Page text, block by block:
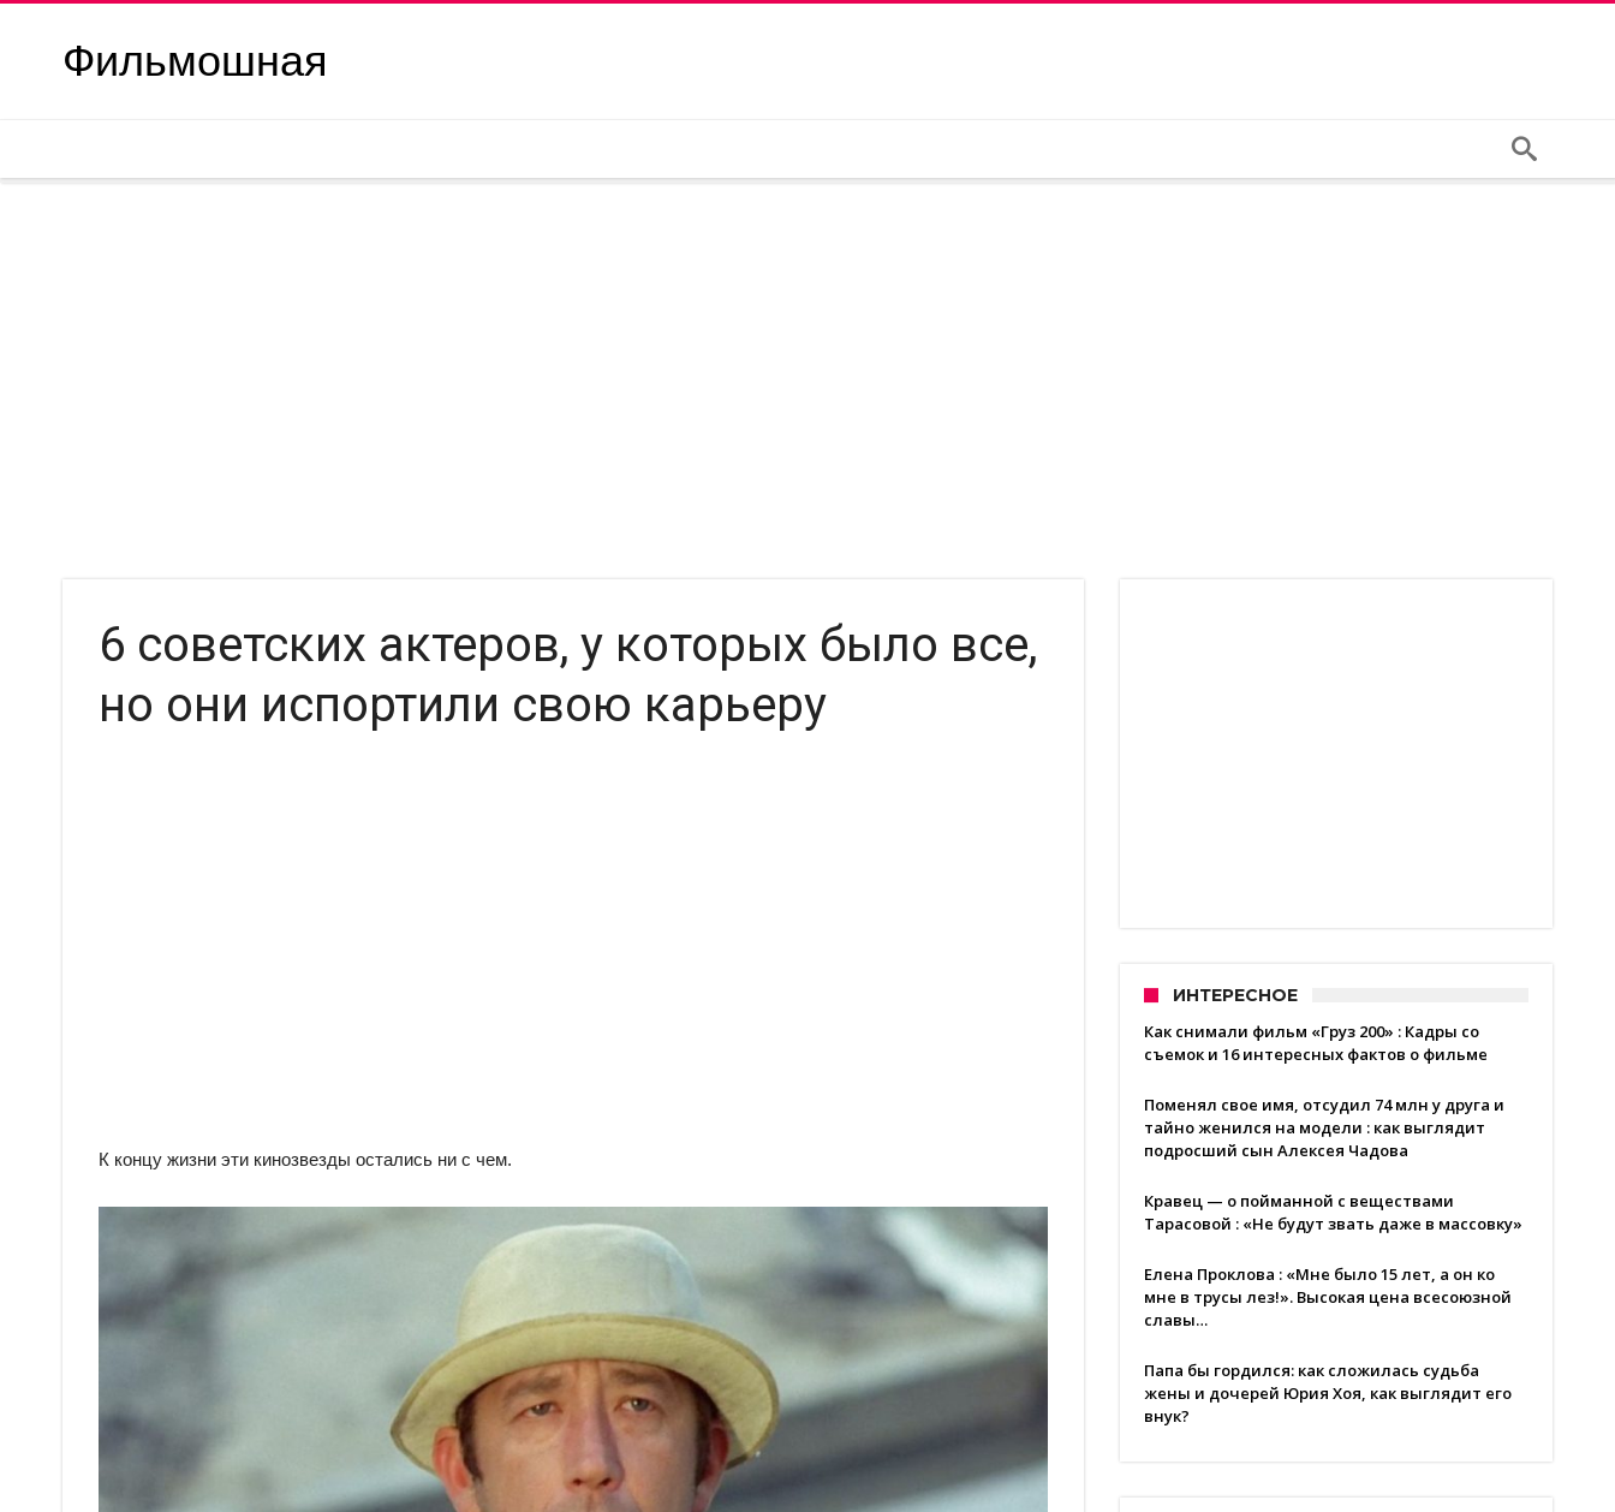
Фильмошная
6 советских актеров, у которых было все,
но они испортили свою карьеру
К концу жизни эти кинозвезды остались ни с чем.
ИНТЕРЕСНОЕ
Как снимали фильм «Груз 200» : Кадры со
съемок и 16 интересных фактов о фильме
Поменял свое имя, отсудил 74 млн у друга и
тайно женился на модели : как выглядит
подросший сын Алексея Чадова
Кравец — о пойманной с веществами
Тарасовой : «Не будут звать даже в массовку»
Елена Проклова : «Мне было 15 лет, а он ко
мне в трусы лез!». Высокая цена всесоюзной
славы…
Папа бы гордился: как сложилась судьба
жены и дочерей Юрия Хоя, как выглядит его
внук?